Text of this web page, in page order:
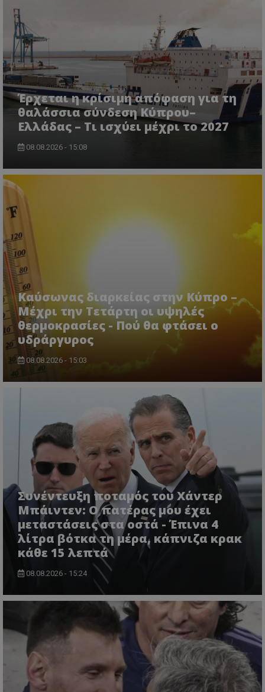
Έρχεται η κρίσιμη απόφαση για τη
θαλάσσια σύνδεση Κύπρου–
Ελλάδας – Τι ισχύει μέχρι το 2027
08.08.2026 - 15:08
Καύσωνας διαρκείας στην Κύπρο –
Μέχρι την Τετάρτη οι υψηλές
θερμοκρασίες - Πού θα φτάσει ο
υδράργυρος
08.08.2026 - 15:03
Συνέντευξη ποταμός του Χάντερ
Μπάιντεν: Ο πατέρας μου έχει
μεταστάσεις στα οστά - Έπινα 4
λίτρα βότκα τη μέρα, κάπνιζα κρακ
κάθε 15 λεπτά
08.08.2026 - 15:24